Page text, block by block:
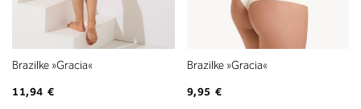
Brazilke »Gracia«
11,94 €
Brazilke »Gracia«
9,95 €